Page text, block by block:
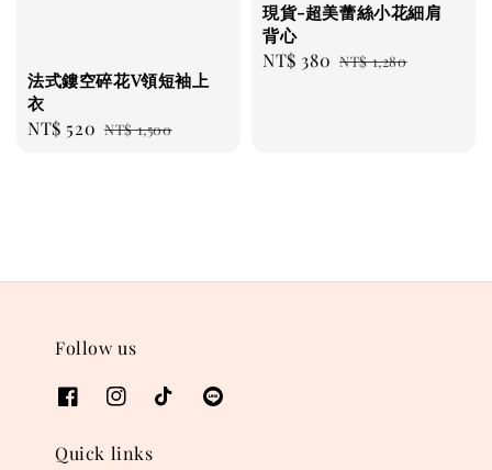
法式鏤空碎花V領短袖上
衣
Sale
NT$ 520 Regular
NT$ 1,500
現貨-超美蕾絲小花細肩
背心
Sale
NT$ 380 Regular
NT$ 1,280
Follow us
Quick links